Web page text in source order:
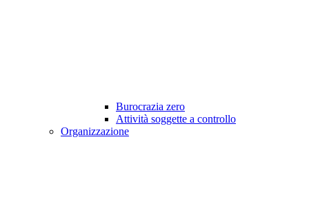
Burocrazia zero
Attività soggette a controllo
Organizzazione